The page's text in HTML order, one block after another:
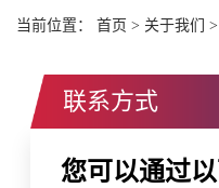
当前位置： 首页 > 关于我们 >
联系方式
您可以通过